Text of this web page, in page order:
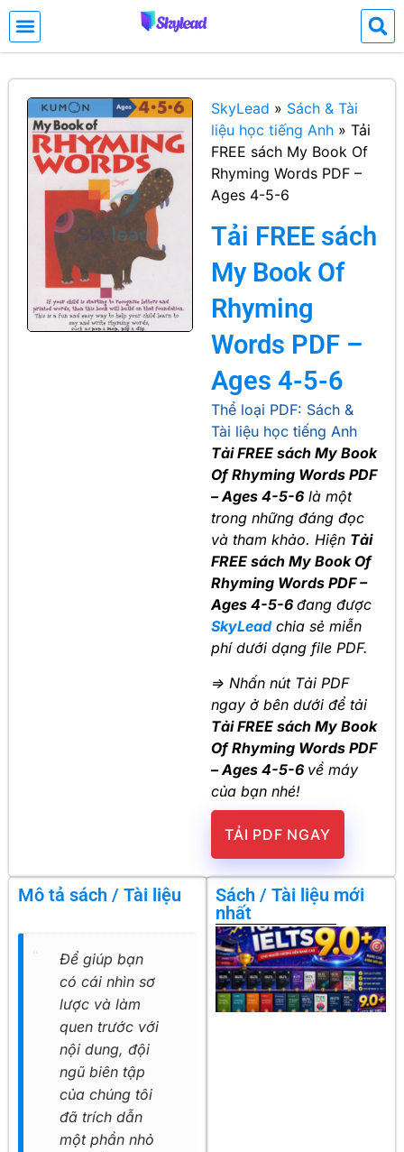
SkyLead » Sách & Tài
liệu học tiếng Anh » Tải
FREE sách My Book Of
Rhyming Words PDF –
Ages 4-5-6
Tải FREE sách
My Book Of
Rhyming
Words PDF –
Ages 4-5-6
Thể loại PDF: Sách &
Tài liệu học tiếng Anh
Tải FREE sách My Book
Of Rhyming Words PDF
– Ages 4-5-6là một
trong những đáng đọc
và tham khảo. Hiện Tải
FREE sách My Book Of
Rhyming Words PDF –
Ages 4-5-6đang được
SkyLeadchia sẻ miễn
phí dưới dạng file PDF.
=> Nhấn nút Tải PDF
ngay ở bên dưới để tải
Tải FREE sách My Book
Of Rhyming Words PDF
– Ages 4-5-6 về máy
của bạn nhé!
TẢI PDF NGAY
Mô tả sách / Tài liệu
Để giúp bạn
có cái nhìn sơ
lược và làm
quen trước với
nội dung, đội
ngũ biên tập
của chúng tôi
đã trích dẫn
một phần nhỏ
Sách / Tài liệu mới
nhất